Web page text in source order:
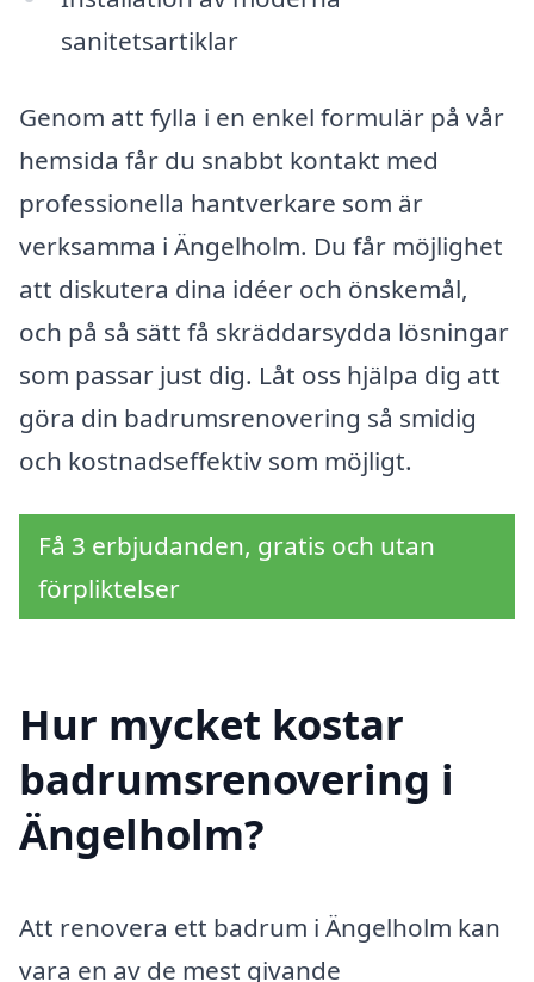
sanitetsartiklar
Genom att fylla i en enkel formulär på vår
hemsida får du snabbt kontakt med
professionella hantverkare som är
verksamma i Ängelholm. Du får möjlighet
att diskutera dina idéer och önskemål,
och på så sätt få skräddarsydda lösningar
som passar just dig. Låt oss hjälpa dig att
göra din badrumsrenovering så smidig
och kostnadseffektiv som möjligt.
Få 3 erbjudanden, gratis och utan
förpliktelser
Hur mycket kostar
badrumsrenovering i
Ängelholm?
Att renovera ett badrum i Ängelholm kan
vara en av de mest givande